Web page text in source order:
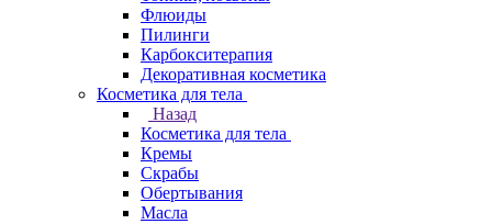
Флюиды
Пилинги
Карбокситерапия
Декоративная косметика
Косметика для тела
Назад
Косметика для тела
Кремы
Скрабы
Обертывания
Масла